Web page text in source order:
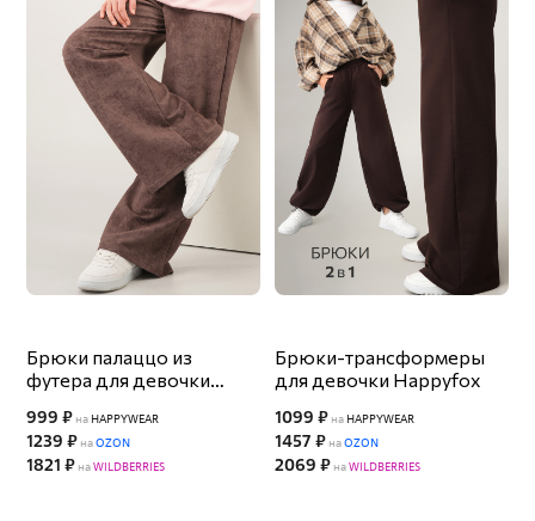
Брюки палаццо из
футера для девочки
999 ₽ на HAPPYWEAR
1239 ₽ наOZON
1821 ₽ наWILDBERRIES
Брюки-трансформеры
для девочки Happyfox
1099 ₽ на HAPPYWEAR
1457 ₽ наOZON
2069 ₽ наWILDBERRIES